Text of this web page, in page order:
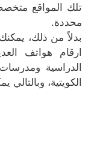
تلك المواقع
محددة.
بدلاً من ذلك،
ارقام هواتف
الدراسية
الكويتية،